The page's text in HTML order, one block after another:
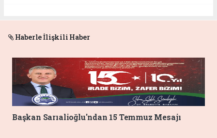
Haberle İlişkili Haber
Başkan Sarıalioğlu'ndan 15 Temmuz Mesajı